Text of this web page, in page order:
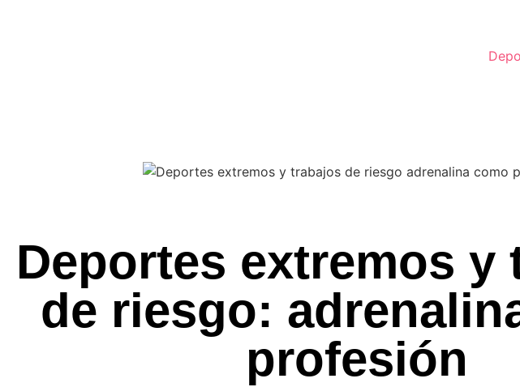
Deportes extremos y
de riesgo:
profesión